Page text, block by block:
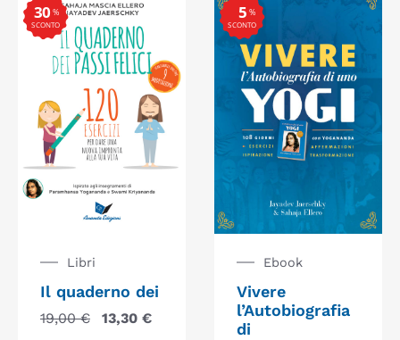
Libri
Il quaderno dei
19,00€ 13,30 €
Ebook
Vivere
l’Autobiografia
di
%
SCONTO
30 %
SCONTO
5